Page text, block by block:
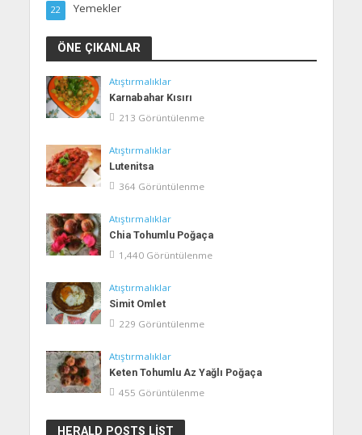
Yemekler
22
ÖNE ÇIKANLAR
Atıştırmalıklar
Karnabahar Kısırı
213 Görüntülenme
Atıştırmalıklar
Lutenitsa
364 Görüntülenme
Atıştırmalıklar
Chia Tohumlu Poğaça
1,440 Görüntülenme
Atıştırmalıklar
Simit Omlet
229 Görüntülenme
Atıştırmalıklar
Keten Tohumlu Az Yağlı Poğaça
455 Görüntülenme
HERALD POSTS LIST